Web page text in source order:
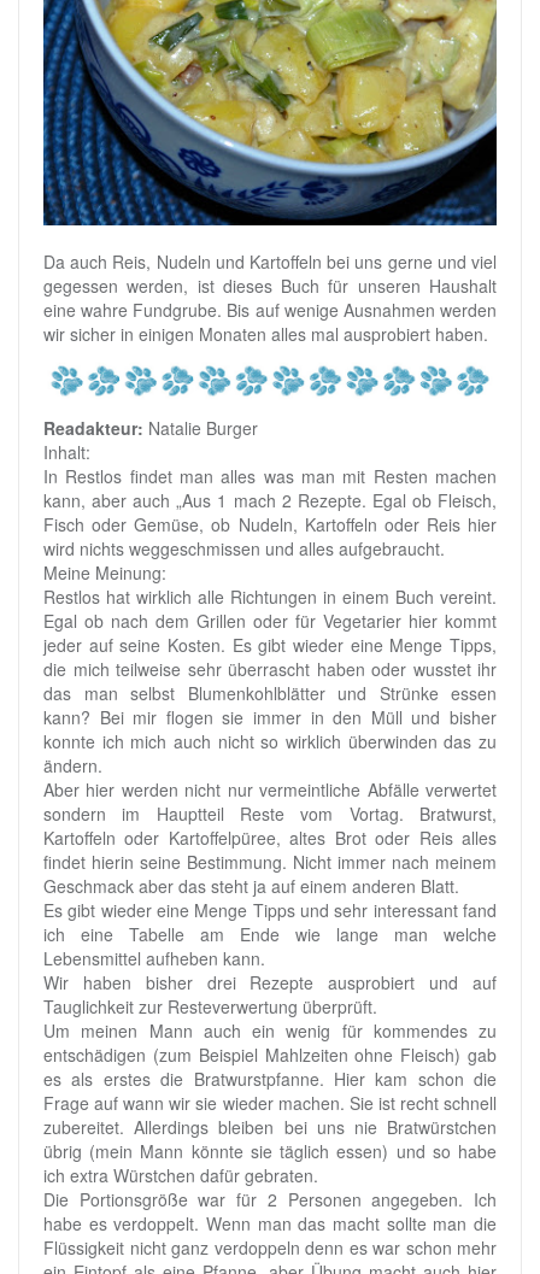
Da auch Reis, Nudeln und Kartoffeln bei uns gerne und viel
gegessen werden, ist dieses Buch für unseren Haushalt
eine wahre Fundgrube. Bis auf wenige Ausnahmen werden
wir sicher in einigen Monaten alles mal ausprobiert haben.
Readakteur: Natalie Burger
Inhalt:
In Restlos findet man alles was man mit Resten machen
kann, aber auch „Aus 1 mach 2 Rezepte. Egal ob Fleisch,
Fisch oder Gemüse, ob Nudeln, Kartoffeln oder Reis hier
wird nichts weggeschmissen und alles aufgebraucht.
Meine Meinung:
Restlos hat wirklich alle Richtungen in einem Buch vereint.
Egal ob nach dem Grillen oder für Vegetarier hier kommt
jeder auf seine Kosten. Es gibt wieder eine Menge Tipps,
die mich teilweise sehr überrascht haben oder wusstet ihr
das man selbst Blumenkohlblätter und Strünke essen
kann? Bei mir flogen sie immer in den Müll und bisher
konnte ich mich auch nicht so wirklich überwinden das zu
ändern.
Aber hier werden nicht nur vermeintliche Abfälle verwertet
sondern im Hauptteil Reste vom Vortag. Bratwurst,
Kartoffeln oder Kartoffelpüree, altes Brot oder Reis alles
findet hierin seine Bestimmung. Nicht immer nach meinem
Geschmack aber das steht ja auf einem anderen Blatt.
Es gibt wieder eine Menge Tipps und sehr interessant fand
ich eine Tabelle am Ende wie lange man welche
Lebensmittel aufheben kann.
Wir haben bisher drei Rezepte ausprobiert und auf
Tauglichkeit zur Resteverwertung überprüft.
Um meinen Mann auch ein wenig für kommendes zu
entschädigen (zum Beispiel Mahlzeiten ohne Fleisch) gab
es als erstes die Bratwurstpfanne. Hier kam schon die
Frage auf wann wir sie wieder machen. Sie ist recht schnell
zubereitet. Allerdings bleiben bei uns nie Bratwürstchen
übrig (mein Mann könnte sie täglich essen) und so habe
ich extra Würstchen dafür gebraten.
Die Portionsgröße war für 2 Personen angegeben. Ich
habe es verdoppelt. Wenn man das macht sollte man die
Flüssigkeit nicht ganz verdoppeln denn es war schon mehr